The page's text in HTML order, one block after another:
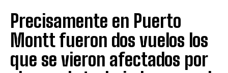
Precisamente en Puerto
Montt fueron dos vuelos los
que se vieron afectados por